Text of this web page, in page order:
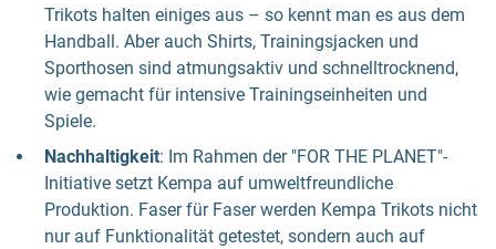
Trikots halten einiges aus – so kennt man es aus dem
Handball. Aber auch Shirts, Trainingsjacken und
Sporthosen sind atmungsaktiv und schnelltrocknend,
wie gemacht für intensive Trainingseinheiten und
Spiele.
Nachhaltigkeit: Im Rahmen der "FOR THE PLANET"-
Initiative setzt Kempa auf umweltfreundliche
Produktion. Faser für Faser werden Kempa Trikots nicht
nur auf Funktionalität getestet, sondern auch auf